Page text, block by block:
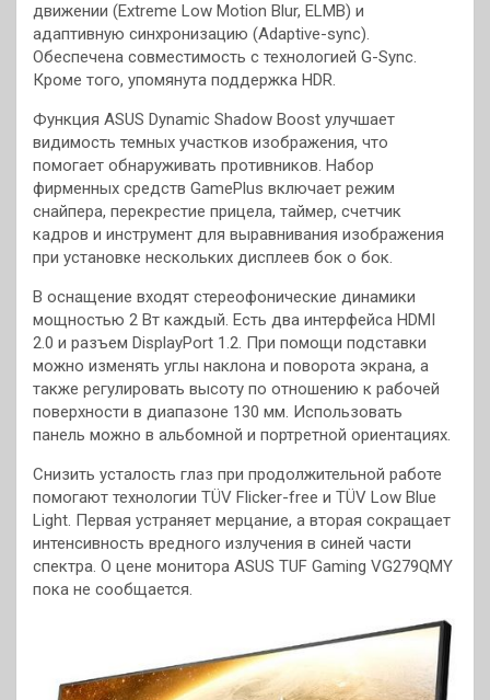
движении (Extreme Low Motion Blur, ELMB) и
адаптивную синхронизацию (Adaptive-sync).
Обеспечена совместимость с технологией G-Sync.
Кроме того, упомянута поддержка HDR.
Функция ASUS Dynamic Shadow Boost улучшает
видимость темных участков изображения, что
помогает обнаруживать противников. Набор
фирменных средств GamePlus включает режим
снайпера, перекрестие прицела, таймер, счетчик
кадров и инструмент для выравнивания изображения
при установке нескольких дисплеев бок о бок.
В оснащение входят стереофонические динамики
мощностью 2 Вт каждый. Есть два интерфейса HDMI
2.0 и разъем DisplayPort 1.2. При помощи подставки
можно изменять углы наклона и поворота экрана, а
также регулировать высоту по отношению к рабочей
поверхности в диапазоне 130 мм. Использовать
панель можно в альбомной и портретной ориентациях.
Снизить усталость глаз при продолжительной работе
помогают технологии TÜV Flicker-free и TÜV Low Blue
Light. Первая устраняет мерцание, а вторая сокращает
интенсивность вредного излучения в синей части
спектра. О цене монитора ASUS TUF Gaming VG279QMY
пока не сообщается.